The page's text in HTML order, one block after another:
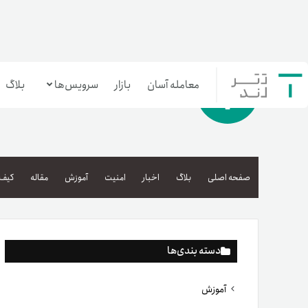
معامله آسان بازار سرویس‌ها
بازار تترلند
سرمایه‌گذاری آسان
بلاگ
صفحه اصلی بلاگ اخبار امنیت آموزش مقاله
دسته بندی‌ها
آموزش